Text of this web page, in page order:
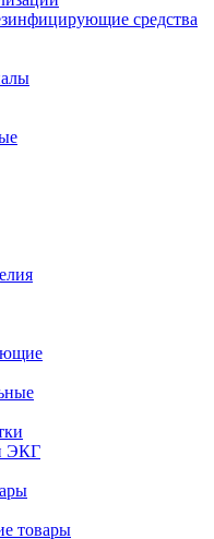
средства
ЭКГ
товары